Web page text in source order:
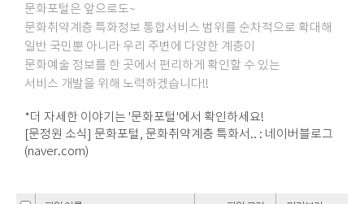
문화포털은 앞으로도~
문화취약계층 특화정보 통합서비스 범위를 순차적으로 확대해
일반 국민뿐 아니라 우리 주변에 다양한 계층이
문화예술 정보를 한 곳에서 편리하게 확인할 수 있는
서비스 개발을 위해 노력하겠습니다!!
*더 자세한 이야기는 '문화포털'에서 확인하세요!
[문정원 소식] 문화포털, 문화취약계층 특화서.. : 네이버블로그
(naver.com)